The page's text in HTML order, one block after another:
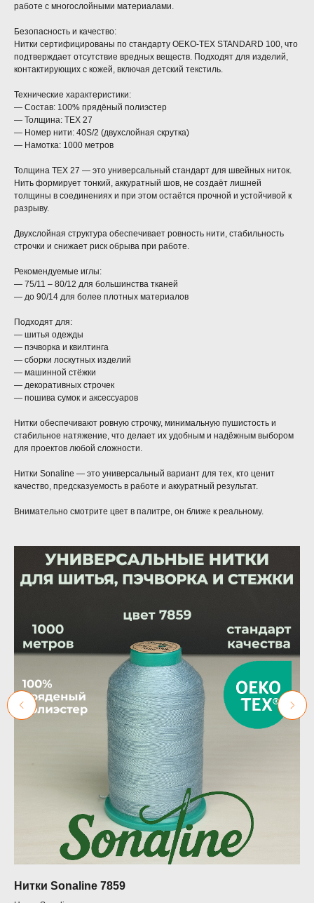
работе с многослойными материалами.
Безопасность и качество:
Нитки сертифицированы по стандарту OEKO-TEX STANDARD 100, что
подтверждает отсутствие вредных веществ. Подходят для изделий,
контактирующих с кожей, включая детский текстиль.
Технические характеристики:
— Состав: 100% прядёный полиэстер
— Толщина: TEX 27
— Номер нити: 40S/2 (двухслойная скрутка)
— Намотка: 1000 метров
Толщина TEX 27 — это универсальный стандарт для швейных ниток.
Нить формирует тонкий, аккуратный шов, не создаёт лишней
толщины в соединениях и при этом остаётся прочной и устойчивой к
разрыву.
Двухслойная структура обеспечивает ровность нити, стабильность
строчки и снижает риск обрыва при работе.
Рекомендуемые иглы:
— 75/11 – 80/12 для большинства тканей
— до 90/14 для более плотных материалов
Подходят для:
— шитья одежды
— пэчворка и квилтинга
— сборки лоскутных изделий
— машинной стёжки
— декоративных строчек
— пошива сумок и аксессуаров
Нитки обеспечивают ровную строчку, минимальную пушистость и
стабильное натяжение, что делает их удобным и надёжным выбором
для проектов любой сложности.
Нитки Sonaline — это универсальный вариант для тех, кто ценит
качество, предсказуемость в работе и аккуратный результат.
Внимательно смотрите цвет в палитре, он ближе к реальному.
Нитки Sonaline 7859